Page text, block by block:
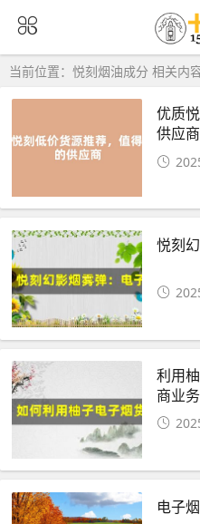
当前位置：悦刻烟油成分 相关内
优质
供应商
悦刻
利用
商业务
电子